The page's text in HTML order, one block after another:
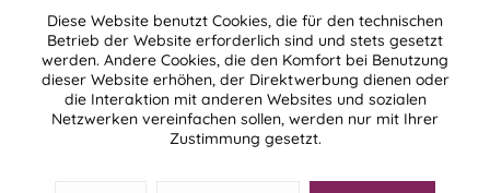
Diese Website benutzt Cookies, die für den technischen
Betrieb der Website erforderlich sind und stets gesetzt
werden. Andere Cookies, die den Komfort bei Benutzung
dieser Website erhöhen, der Direktwerbung dienen oder
die Interaktion mit anderen Websites und sozialen
Netzwerken vereinfachen sollen, werden nur mit Ihrer
Zustimmung gesetzt.